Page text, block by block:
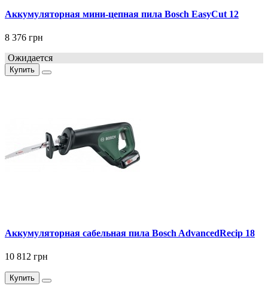
Аккумуляторная мини-цепная пила Bosch EasyCut 12
8 376 грн
Ожидается
Купить
Аккумуляторная сабельная пила Bosch AdvancedRecip 18
10 812 грн
Купить